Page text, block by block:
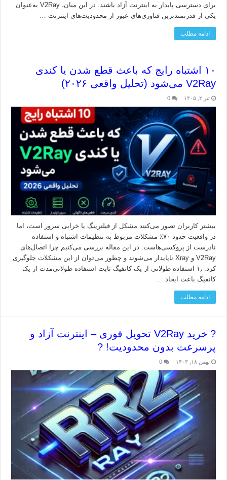
برای دسترسی پایدار به اینترنت آزاد باشند. در این میان، V2Ray به‌عنوان
یکی از قدرتمندترین فناوری‌های عبور از محدودیت‌های اینترنت …
ادامه مطلب
۱۰ اشتباه رایج که باعث قطع شدن یا کندی
V2Ray می‌شود (تحلیل واقعی ۲۰۲۶)
تیر ۳, ۱۴۰۵ 0
بیشتر کاربران تصور می‌کنند مشکل از فیلترینگ یا خرابی سرور است، اما
در واقعیت حدود ۷۰٪ مشکلات مربوط به تنظیمات اشتباه و استفاده
نادرست از پروکسی‌هاست. در این مقاله بررسی می‌کنیم چرا اتصال‌های
V2Ray و Xray ناپایدار می‌شوند و چطور می‌توان از این مشکلات جلوگیری
کرد. ۱٫ استفاده طولانی از یک کانفیگ ثابت استفاده طولانی‌مدت از یک
کانفیگ باعث ایجاد …
ادامه مطلب
? خرید V2Ray تحویل فوری – اینترنت آزاد و
پرسرعت بدون محدودیت! ?
بهمن ۱۸, ۱۴۰۳ 0